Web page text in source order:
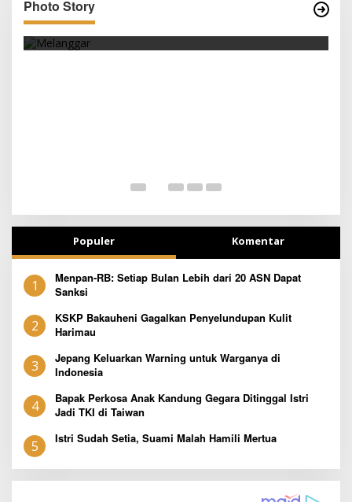
Photo Story
Populer Komentar
1
Menpan-RB: Setiap Bulan Lebih dari 20 ASN Dapat
Sanksi
2
KSKP Bakauheni Gagalkan Penyelundupan Kulit
Harimau
3
Jepang Keluarkan Warning untuk Warganya di
Indonesia
4
Bapak Perkosa Anak Kandung Gegara Ditinggal Istri
Jadi TKI di Taiwan
5 Istri Sudah Setia, Suami Malah Hamili Mertua